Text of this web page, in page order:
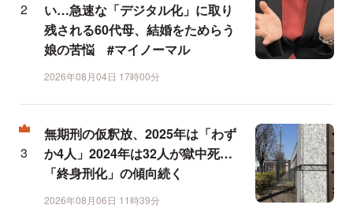
い…急速な「デジタル化」に取り
残される60代母、結婚をためらう
娘の苦悩 #マイノーマル
2026年08月04日 17時00分
無期刑の仮釈放、2025年は「わず
か4人」2024年は32人が獄中死…
「終身刑化」の傾向続く
2026年08月06日 11時39分